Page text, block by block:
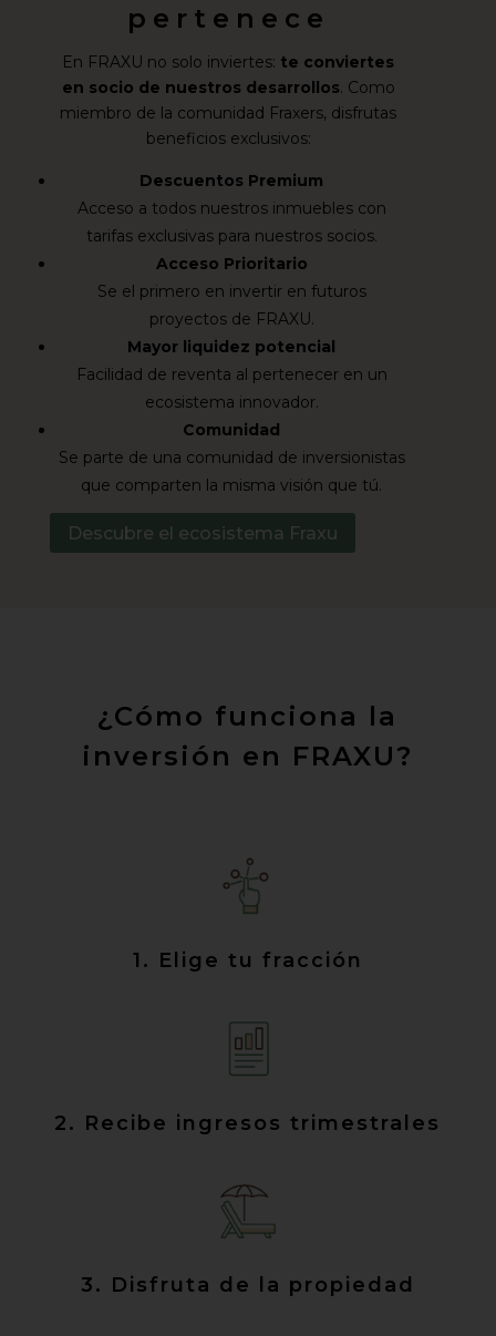
pertenece
En FRAXU no solo inviertes: te conviertes
en socio de nuestros desarrollos. Como
miembro de la comunidad Fraxers, disfrutas
beneficios exclusivos:
Descuentos Premium
Acceso a todos nuestros inmuebles con
tarifas exclusivas para nuestros socios.
Acceso Prioritario
Se el primero en invertir en futuros
proyectos de FRAXU.
Mayor liquidez potencial
Facilidad de reventa al pertenecer en un
ecosistema innovador.
Comunidad
Se parte de una comunidad de inversionistas
que comparten la misma visión que tú.
Descubre el ecosistema Fraxu
¿Cómo funciona la
inversión en FRAXU?
1. Elige tu fracción
2. Recibe ingresos trimestrales
3. Disfruta de la propiedad